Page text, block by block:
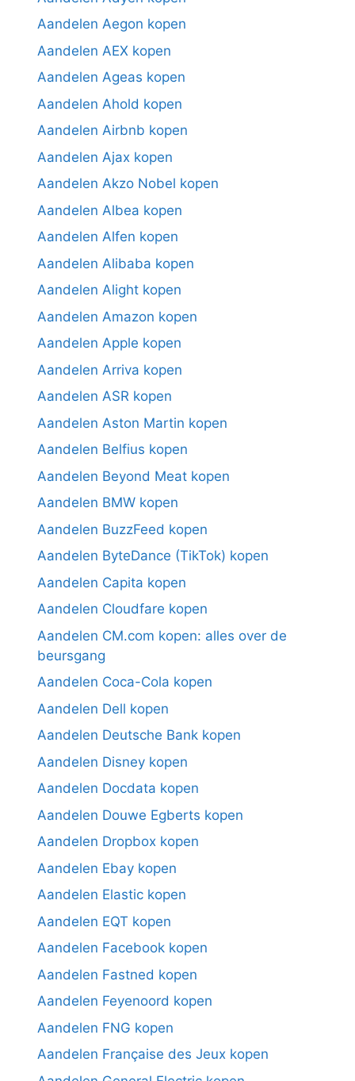
Aandelen Aegon kopen
Aandelen AEX kopen
Aandelen Ageas kopen
Aandelen Ahold kopen
Aandelen Airbnb kopen
Aandelen Ajax kopen
Aandelen Akzo Nobel kopen
Aandelen Albea kopen
Aandelen Alfen kopen
Aandelen Alibaba kopen
Aandelen Alight kopen
Aandelen Amazon kopen
Aandelen Apple kopen
Aandelen Arriva kopen
Aandelen ASR kopen
Aandelen Aston Martin kopen
Aandelen Belfius kopen
Aandelen Beyond Meat kopen
Aandelen BMW kopen
Aandelen BuzzFeed kopen
Aandelen ByteDance (TikTok) kopen
Aandelen Capita kopen
Aandelen Cloudfare kopen
Aandelen CM.com kopen: alles over de
beursgang
Aandelen Coca-Cola kopen
Aandelen Dell kopen
Aandelen Deutsche Bank kopen
Aandelen Disney kopen
Aandelen Docdata kopen
Aandelen Douwe Egberts kopen
Aandelen Dropbox kopen
Aandelen Ebay kopen
Aandelen Elastic kopen
Aandelen EQT kopen
Aandelen Facebook kopen
Aandelen Fastned kopen
Aandelen Feyenoord kopen
Aandelen FNG kopen
Aandelen Française des Jeux kopen